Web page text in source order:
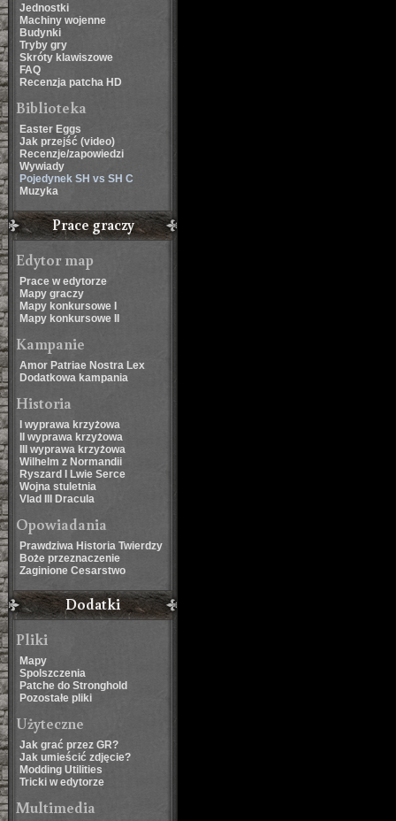
Jednostki
Machiny wojenne
Budynki
Tryby gry
Skróty klawiszowe
FAQ
Recenzja patcha HD
Biblioteka
Easter Eggs
Jak przejść (video)
Recenzje/zapowiedzi
Wywiady
Pojedynek SH vs SH C
Muzyka
Prace graczy
Edytor map
Prace w edytorze
Mapy graczy
Mapy konkursowe I
Mapy konkursowe II
Kampanie
Amor Patriae Nostra Lex
Dodatkowa kampania
Historia
I wyprawa krzyżowa
II wyprawa krzyżowa
III wyprawa krzyżowa
Wilhelm z Normandii
Ryszard I Lwie Serce
Wojna stuletnia
Vlad III Dracula
Opowiadania
Prawdziwa Historia Twierdzy
Boże przeznaczenie
Zaginione Cesarstwo
Dodatki
Pliki
Mapy
Spolszczenia
Patche do Stronghold
Pozostałe pliki
Użyteczne
Jak grać przez GR?
Jak umieścić zdjęcie?
Modding Utilities
Tricki w edytorze
Multimedia